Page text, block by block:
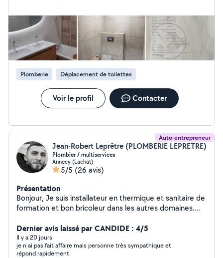
Plomberie Déplacement de toilettes
Voir le profil Contacter
Auto-entrepreneur
Jean-Robert Leprêtre (PLOMBERIE LEPRETRE)
Plombier / multiservices
Annecy (Lachat)
5/5 (26 avis)
Présentation
Bonjour, Je suis installateur en thermique et sanitaire de
formation et bon bricoleur dans les autres domaines.
Dernier avis laissé par CANDIDE : 4/5
Il y a 20 jours
je n ai pas fait affaire mais personne très sympathique et
répond rapidement